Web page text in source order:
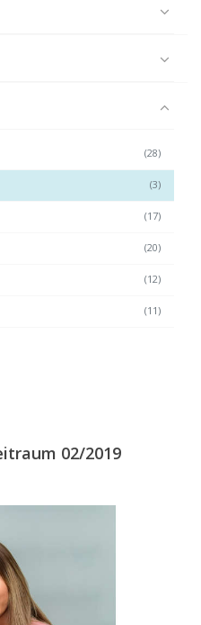
(28)
(3)
(17)
(20)
(12)
(11)
02/2019